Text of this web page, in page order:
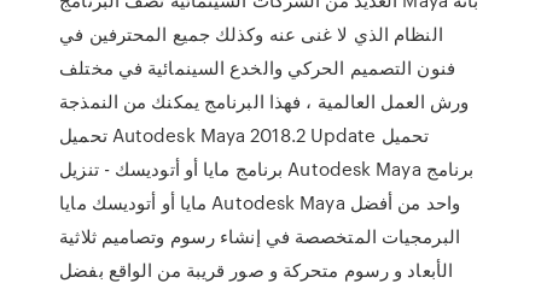
النظام الذي لا غنى عنه وكذلك جميع المحترفين في
فنون التصميم الحركي والخدع السينمائية في مختلف
ورش العمل العالمية ، فهذا البرنامج يمكنك من النمذجة
تحميل Autodesk Maya 2018.2 Update تحميل
برنامج مايا أو أتوديسك - تنزيل Autodesk Maya برنامج
مايا أو أتوديسك مايا Autodesk Maya واحد من أفضل
البرمجيات المتخصصة في إنشاء رسوم وتصاميم ثلاثية
الأبعاد و رسوم متحركة و صور قريبة من الواقع بفضل